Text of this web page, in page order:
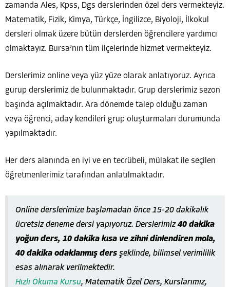
zamanda Ales, Kpss, Dgs derslerinden özel ders vermekteyiz.
Matematik, Fizik, Kimya, Türkçe, İngilizce, Biyoloji, İlkokul
dersleri olmak üzere bütün derslerden öğrencilere yardımcı
olmaktayız. Bursa’nın tüm ilçelerinde hizmet vermekteyiz.
Derslerimiz online veya yüz yüze olarak anlatıyoruz. Ayrıca
gurup derslerimiz de bulunmaktadır. Grup derslerimiz sezon
başında açılmaktadır. Ara dönemde talep olduğu zaman
veya öğrenci, aday kendileri grup oluşturmaları durumunda
yapılmaktadır.
Her ders alanında en iyi ve en tecrübeli, mülakat ile seçilen
öğretmenlerimiz tarafından anlatılmaktadır.
Online derslerimize başlamadan önce 15-20 dakikalık
ücretsiz deneme dersi yapıyoruz. Derslerimiz40 dakika
yoğun ders, 10 dakika kısa ve zihni dinlendiren mola,
40 dakika odaklanmış ders şeklinde, bilimsel verimlilik
esas alınarak verilmektedir.
Hızlı Okuma Kursu, Matematik Özel Ders, Kurslarımız,